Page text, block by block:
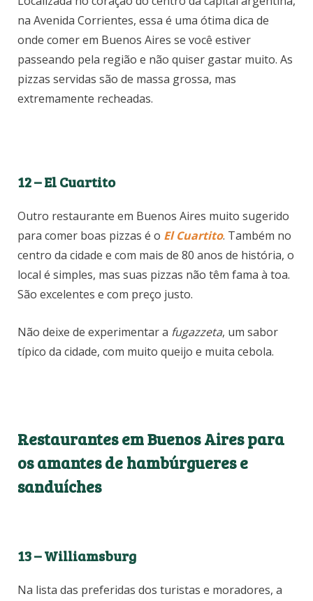
na Avenida Corrientes, essa é uma ótima dica de
onde comer em Buenos Aires se você estiver
passeando pela região e não quiser gastar muito. As
pizzas servidas são de massa grossa, mas
extremamente recheadas.
12 – El Cuartito
Outro restaurante em Buenos Aires muito sugerido
para comer boas pizzas é o El Cuartito. Também no
centro da cidade e com mais de 80 anos de história, o
local é simples, mas suas pizzas não têm fama à toa.
São excelentes e com preço justo.
Não deixe de experimentar a fugazzeta, um sabor
típico da cidade, com muito queijo e muita cebola.
Restaurantes em Buenos Aires para
os amantes de hambúrgueres e
sanduíches
13 – Williamsburg
Na lista das preferidas dos turistas e moradores, a